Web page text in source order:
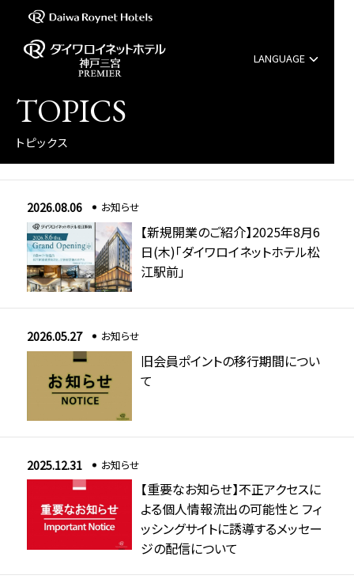
LANGUAGE
TOPICS
トピックス
2026.08.06 お知らせ
【新規開業のご紹介】2025年8月6
日(木)「ダイワロイネットホテル松
江駅前」
2026.05.27 お知らせ
旧会員ポイントの移行期間につい
て
2025.12.31 お知らせ
【重要なお知らせ】不正アクセスに
よる個人情報流出の可能性と フィ
ッシングサイトに誘導するメッセー
ジの配信について